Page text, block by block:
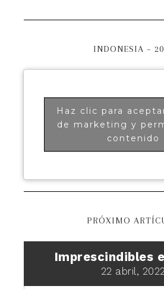
INDONESIA –
Haz clic para
de marketing y
contenido
PRÓXIMO
Imprescindibles
22 abril,